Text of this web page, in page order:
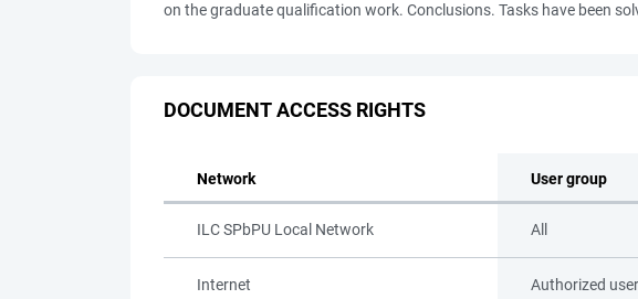
on the graduate qualification work. Conclusions. Tasks have been
DOCUMENT ACCESS RIGHTS
Network User group
ILC SPbPU Local Network All
Internet Authorized